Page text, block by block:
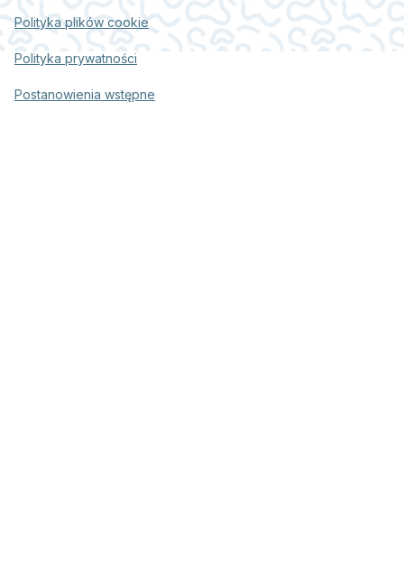
Polityka plików cookie
Polityka prywatności
Postanowienia wstępne